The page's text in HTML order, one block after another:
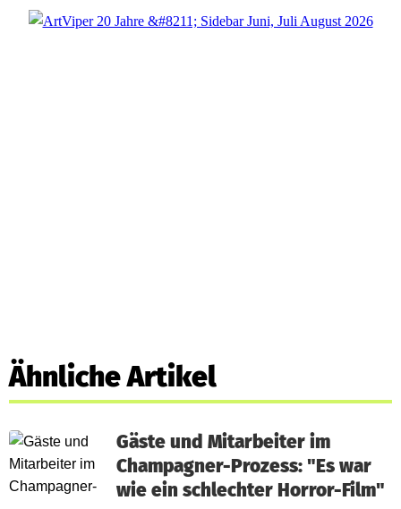
Ähnliche Artikel
Gäste und Mitarbeiter im
Champagner-Prozess: "Es war
wie ein schlechter Horror-Film"